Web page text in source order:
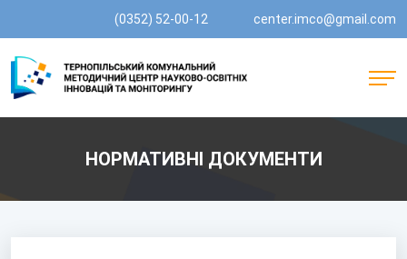
(0352) 52-00-12 center.imco@gmail.com
НОРМАТИВНІ ДОКУМЕНТИ